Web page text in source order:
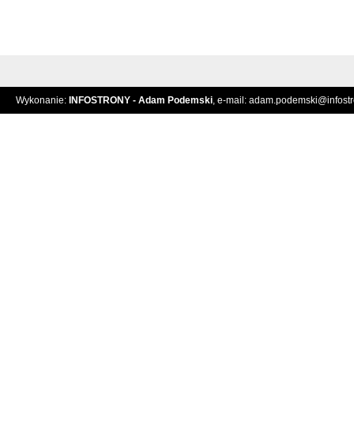
Wykonanie: INFOSTRONY - Adam Podemski, e-mail: